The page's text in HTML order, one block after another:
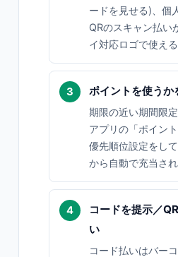
ードを見せる)、個
QRのスキャン払い
イ対応ロゴで使える
ポイントを使うか
期限の近い期間限
アプリの「ポイン
優先順位設定をし
から自動で充当され
コードを提示／
い
コード払いはバー